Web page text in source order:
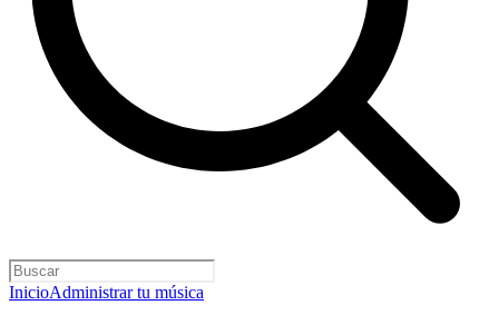
InicioAdministrar tu música